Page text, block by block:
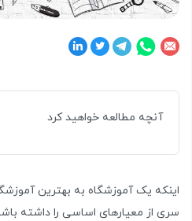
آنچه مطالعه خواهید کرد
اینکه یک آموزشگاه به بهترین
سری از معیارهای اساسی را داشته